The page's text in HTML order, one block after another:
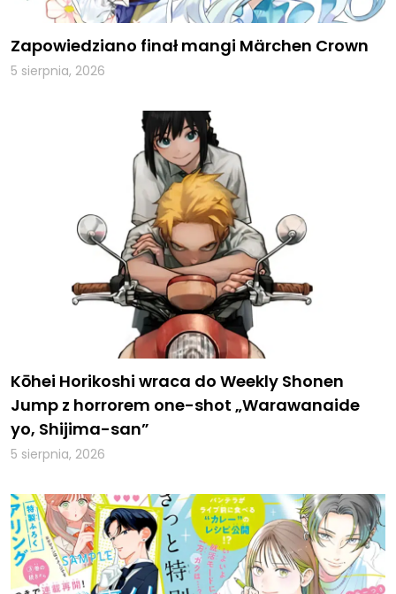
Zapowiedziano finał mangi Märchen Crown
5 sierpnia, 2026
Kōhei Horikoshi wraca do Weekly Shonen
Jump z horrorem one-shot „Warawanaide
yo, Shijima-san”
5 sierpnia, 2026